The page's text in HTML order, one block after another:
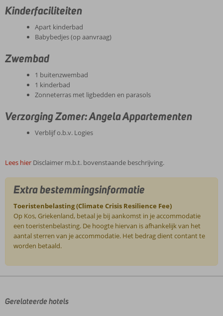
Kinderfaciliteiten
Apart kinderbad
Babybedjes (op aanvraag)
Zwembad
1 buitenzwembad
1 kinderbad
Zonneterras met ligbedden en parasols
Verzorging Zomer: Angela Appartementen
Verblijf o.b.v. Logies
Lees hier Disclaimer m.b.t. bovenstaande beschrijving.
Extra bestemmingsinformatie
Toeristenbelasting (Climate Crisis Resilience Fee)
Op Kos, Griekenland, betaal je bij aankomst in je accommodatie
een toeristenbelasting. De hoogte hiervan is afhankelijk van het
aantal sterren van je accommodatie. Het bedrag dient contant te
worden betaald.
door
Gerelateerde hotels